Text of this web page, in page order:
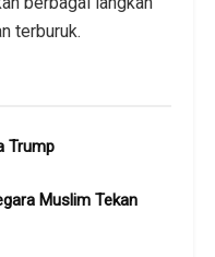
terburuk.
Trump
Muslim Tekan